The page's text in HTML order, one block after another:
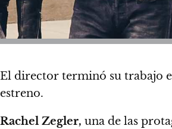
El director terminó su trabajo
estreno.
Rachel Zegler, una de las